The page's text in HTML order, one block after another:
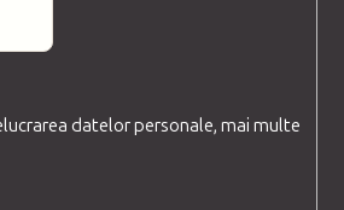
datelor personale, mai multe